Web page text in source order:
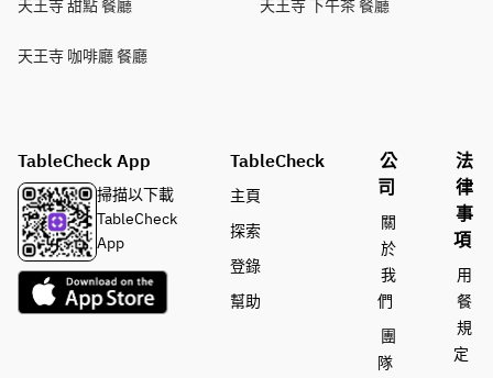
天王寺 甜點 餐廳 天王寺 下午茶 餐廳
天王寺 咖啡廳 餐廳
TableCheck App
掃描以下載
TableCheck
App
TableCheck
主頁
探索
登錄
幫助
公
司
關
於
我
們
團
隊
法
律
事
項
用
餐
規
定